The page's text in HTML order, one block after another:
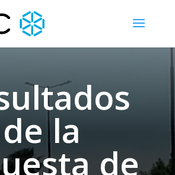
de la
de